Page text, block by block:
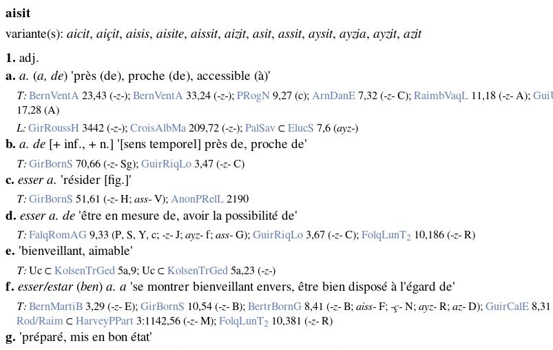
aisit
variante(s): aicit, aiçit, aisis, aisite, aissit, aizit, asit, assit, aysit, ayzia, ayzit, azit
1. adj.
a. a. (a, de) 'près (de), proche (de), accessible (à)'
T: BernVentA 23,43 (‑z‑);BernVentA 33,24 (‑z‑);PRogN 9,27 (c); ArnDanE 7,32 (‑z‑ C);RaimbVaqL 11,18 (‑z‑ A);
17,28 (A)
L: GirRoussH 3442 (‑z‑);CroisAlbMa 209,72 (‑z‑);PalSav ⊂ElucS 7,6 (ayz‑)
b. a. de [+ inf., + n.] '[sens temporel] près de, proche de'
T: GirBornS 70,66 (‑z‑ Sg);GuirRiqLo 3,47 (‑z‑ C)
c. esser a. 'résider [fig.]'
T: GirBornS 51,61 (‑z‑ H;ass‑ V);AnonPRelL 2190
d. esser a. de 'être en mesure de, avoir la possibilité de'
T: FalqRomAG 9,33 (P, S, Y, c;‑z‑ J;ayz‑ f;ass‑ G);GuirRiqLo 3,67 (‑z‑ C);FolqLunT2 10,186 (‑z‑ R)
e. 'bienveillant, aimable'
T: Uc ⊂KolsenTrGed 5a,9; Uc ⊂KolsenTrGed 5a,23 (‑z‑)
f. esser/estar(ben) a. a 'se montrer bienveillant envers, être bien disposé à l'égard de'
T: BernMartiB 3,29 (‑z‑ E);GirBornS 10,54 (‑z‑ B);BertrBornG 8,41 (‑z‑ B;aiss‑ F;‑ç‑ N;ayz‑ R;az‑ D);GuirCalE
Rod/Raim ⊂HarveyPPart 3:1142,56 (‑z‑ M);FolqLunT2 10,381 (‑z‑ R)
g. 'préparé, mis en bon état'